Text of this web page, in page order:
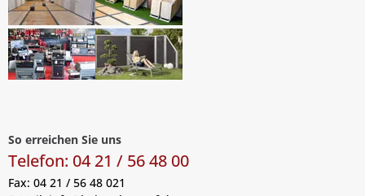
So erreichen Sie uns
Telefon: 04 21 / 56 48 00
Fax: 04 21 / 56 48 021